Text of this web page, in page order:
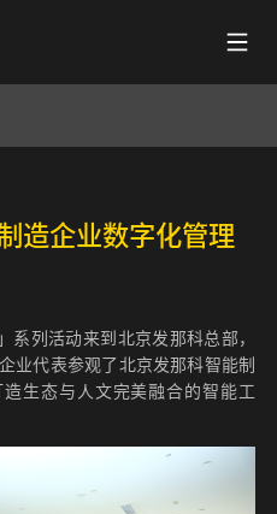
造企业数字化管理
列活动来到北京发那科总部，
业代表参观了北京发那科智能制
生态与人文完美融合的智能工